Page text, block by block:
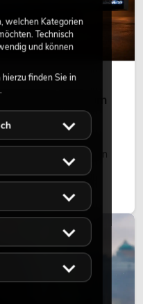
Warum
und farbige
auf Bühnen, in
dabei kein rein
eingesetztes
gibt Szenen
Setups emotionaler
welchen Kategorien
Technisch
und können
finden Sie in
.